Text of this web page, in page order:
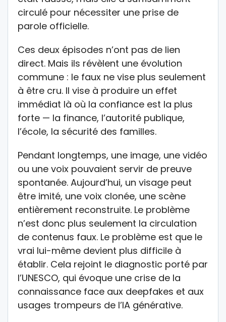
circulé pour nécessiter une prise de
parole officielle.
Ces deux épisodes n’ont pas de lien
direct. Mais ils révèlent une évolution
commune : le faux ne vise plus seulement
à être cru. Il vise à produire un effet
immédiat là où la confiance est la plus
forte — la finance, l’autorité publique,
l’école, la sécurité des familles.
Pendant longtemps, une image, une vidéo
ou une voix pouvaient servir de preuve
spontanée. Aujourd’hui, un visage peut
être imité, une voix clonée, une scène
entièrement reconstruite. Le problème
n’est donc plus seulement la circulation
de contenus faux. Le problème est que le
vrai lui-même devient plus difficile à
établir. Cela rejoint le diagnostic porté par
l’UNESCO, qui évoque une crise de la
connaissance face aux deepfakes et aux
usages trompeurs de l’IA générative.